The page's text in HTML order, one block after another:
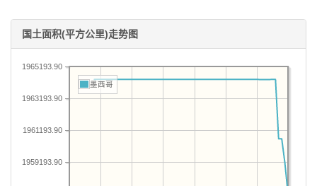
国土面积(平方公里)走势图
1959193.90
1961193.90
1963193.90
1965193.90
墨西哥